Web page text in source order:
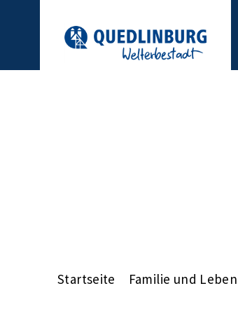
Startseite Familie und Leben